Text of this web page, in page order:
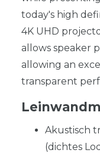
today's high
4K UHD
allows speaker
allowing an
transparent
Akustisch
(dichtes